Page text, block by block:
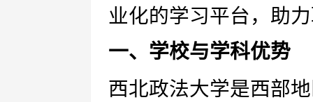
业化的学习平台，助
一、学校与学科优势
西北政法大学是西部